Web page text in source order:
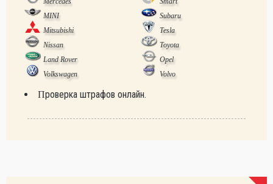
MINI
Subaru
Mitsubishi
Tesla
Nissan
Toyota
Land Rover
Opel
Volkswagen
Volvo
Проверка штрафов онлайн.